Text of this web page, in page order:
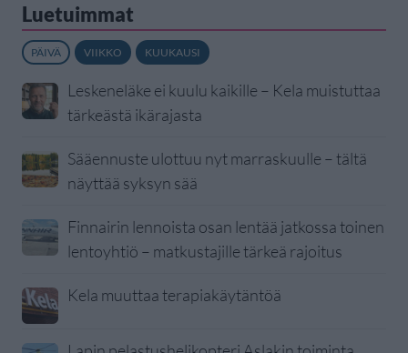
Luetuimmat
PÄIVÄ VIIKKO KUUKAUSI
Leskeneläke ei kuulu kaikille – Kela muistuttaa
tärkeästä ikärajasta
Sääennuste ulottuu nyt marraskuulle – tältä
näyttää syksyn sää
Finnairin lennoista osan lentää jatkossa toinen
lentoyhtiö – matkustajille tärkeä rajoitus
Kela muuttaa terapiakäytäntöä